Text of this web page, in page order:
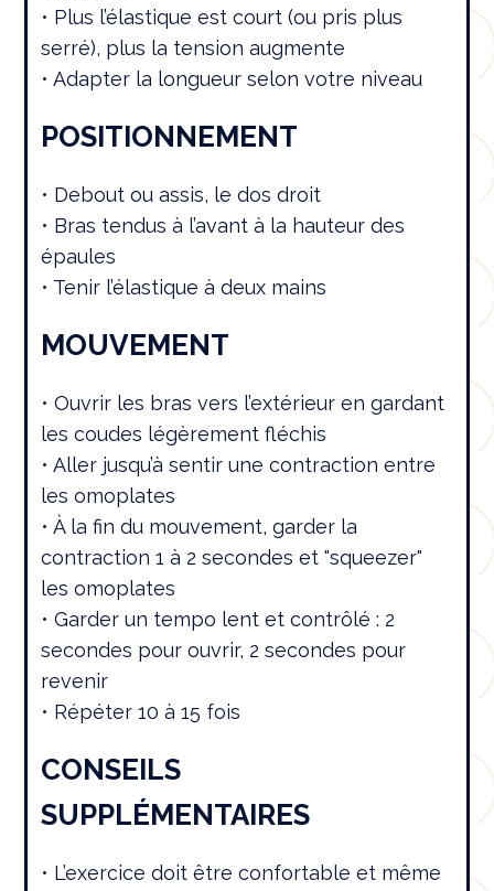
• Plus l’élastique est court (ou pris plus
serré), plus la tension augmente
• Adapter la longueur selon votre niveau
POSITIONNEMENT
• Debout ou assis, le dos droit
• Bras tendus à l’avant à la hauteur des
épaules
• Tenir l’élastique à deux mains
MOUVEMENT
• Ouvrir les bras vers l’extérieur en gardant
les coudes légèrement fléchis
• Aller jusqu’à sentir une contraction entre
les omoplates
• À la fin du mouvement, garder la
contraction 1 à 2 secondes et "squeezer"
les omoplates
• Garder un tempo lent et contrôlé : 2
secondes pour ouvrir, 2 secondes pour
revenir
• Répéter 10 à 15 fois
CONSEILS
SUPPLÉMENTAIRES
• L’exercice doit être confortable et même